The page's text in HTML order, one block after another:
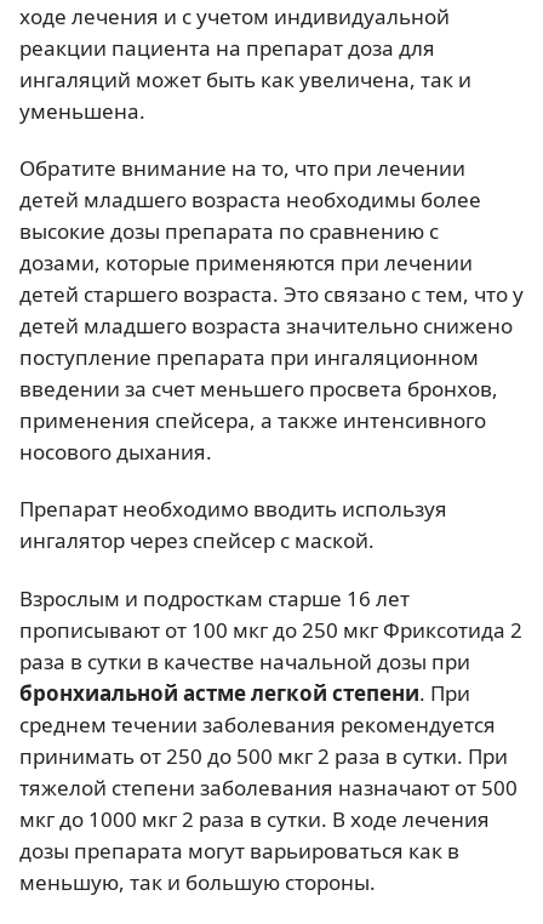
ходе лечения и с учетом индивидуальной
реакции пациента на препарат доза для
ингаляций может быть как увеличена, так и
уменьшена.
Обратите внимание на то, что при лечении
детей младшего возраста необходимы более
высокие дозы препарата по сравнению с
дозами, которые применяются при лечении
детей старшего возраста. Это связано с тем, что у
детей младшего возраста значительно снижено
поступление препарата при ингаляционном
введении за счет меньшего просвета бронхов,
применения спейсера, а также интенсивного
носового дыхания.
Препарат необходимо вводить используя
ингалятор через спейсер с маской.
Взрослым и подросткам старше 16 лет
прописывают от 100 мкг до 250 мкг Фриксотида 2
раза в сутки в качестве начальной дозы при
бронхиальной астме легкой степени. При
среднем течении заболевания рекомендуется
принимать от 250 до 500 мкг 2 раза в сутки. При
тяжелой степени заболевания назначают от 500
мкг до 1000 мкг 2 раза в сутки. В ходе лечения
дозы препарата могут варьироваться как в
меньшую, так и большую стороны.